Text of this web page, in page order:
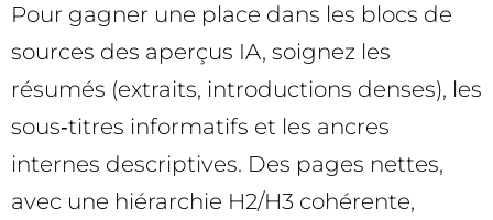
Pour gagner une place dans les blocs de
sources des aperçus IA, soignez les
résumés (extraits, introductions denses), les
sous‑titres informatifs et les ancres
internes descriptives. Des pages nettes,
avec une hiérarchie H2/H3 cohérente,